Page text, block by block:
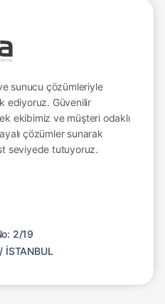
sunucu çözümleriyle
ediyoruz. Güvenilir
ekibimiz ve müşteri odaklı
çözümler sunarak
seviyede tutuyoruz.
2/19
İSTANBUL